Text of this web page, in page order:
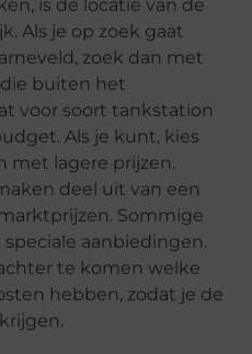
is de locatie van de
Als je op zoek gaat
zoek dan met
buiten het
voor soort tankstation
Als je kunt, kies
met lagere prijzen.
deel uit van een
Sommige
aanbiedingen.
te komen welke
hebben, zodat je de